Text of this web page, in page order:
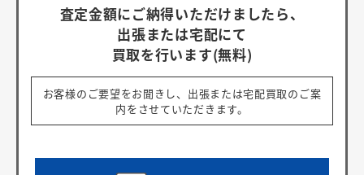
査定金額にご納得いただけましたら、
出張または宅配にて
買取を行います(無料)
お客様のご要望をお聞きし、出張または宅配買取のご案
内をさせていただきます。